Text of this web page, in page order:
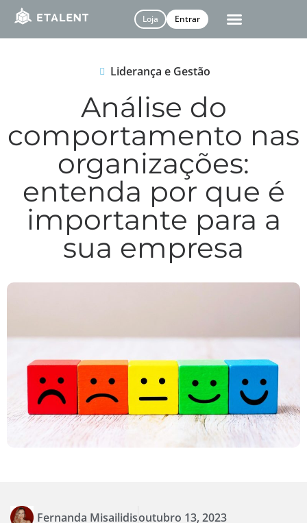
Loja Entrar
Liderança e Gestão
Análise do
comportamento nas
organizações:
entenda por que é
importante para a
sua empresa
Fernanda Misailidisoutubro 13, 2023